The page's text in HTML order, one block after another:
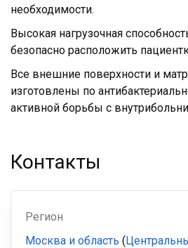
необходимости.
Высокая нагрузочная
безопасно расположить
Все внешние поверхности и
изготовлены по
активной борьбы с
Контакты
Регион
Москва и область (